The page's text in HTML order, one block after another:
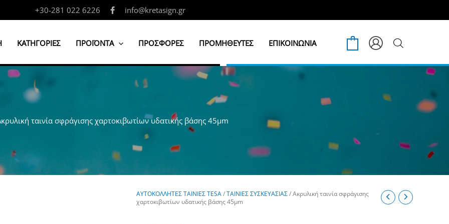
+30-281 022 6226 info@kretasign.gr
ΚΑΤΗΓΟΡΙΕΣ ΠΡΟΪΟΝΤΑ ΠΡΟΣΦΟΡΕΣ ΠΡΟΜΗΘΕΥΤΕΣ ΕΠΙΚΟΙΝΩΝΙΑ
ταινία σφράγισης χαρτοκιβωτίων υδατικής βάσης 45μm
ΑΥΤΟΚΟΛΛΗΤΕΣ ΤΑΙΝΙΕΣ TESA/ΤΑΙΝΙΕΣ ΣΥΣΚΕΥΑΣΙΑΣ/ Ακρυλική ταινία σφράγισης
χαρτοκιβωτίων υδατικής βάσης 45μm